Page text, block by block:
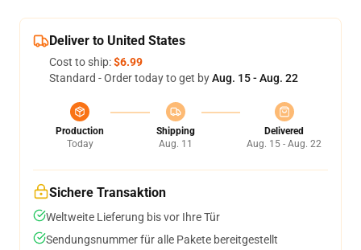
Deliver to United States
Cost to ship:$6.99
Standard - Order today to get byAug. 15 - Aug. 22
Production
Today
Shipping
Aug. 11
Delivered
Aug. 15 - Aug. 22
Sichere Transaktion
Weltweite Lieferung bis vor Ihre Tür
Sendungsnummer für alle Pakete bereitgestellt